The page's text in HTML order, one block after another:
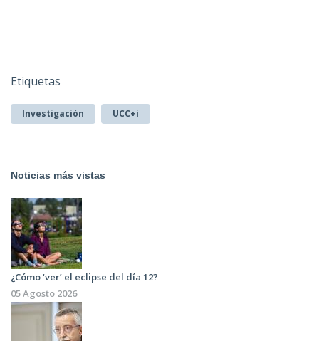
Etiquetas
Investigación UCC+i
Noticias más vistas
¿Cómo ‘ver’ el eclipse del día 12?
05 Agosto 2026